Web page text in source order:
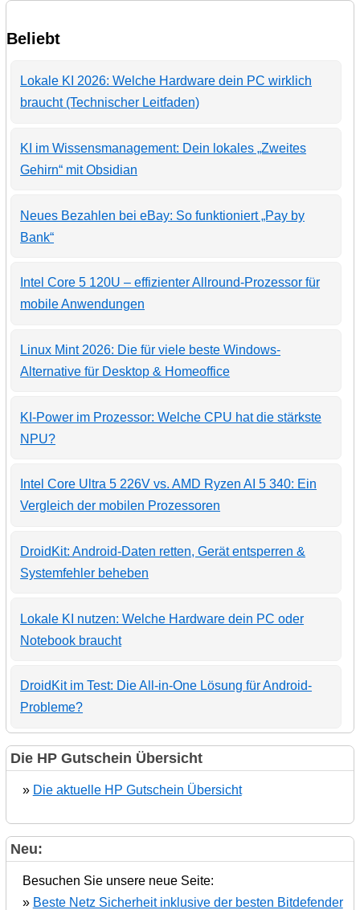
Beliebt
Lokale KI 2026: Welche Hardware dein PC wirklich
braucht (Technischer Leitfaden)
KI im Wissensmanagement: Dein lokales „Zweites
Gehirn“ mit Obsidian
Neues Bezahlen bei eBay: So funktioniert „Pay by
Bank“
Intel Core 5 120U – effizienter Allround-Prozessor für
mobile Anwendungen
Linux Mint 2026: Die für viele beste Windows-
Alternative für Desktop & Homeoffice
KI-Power im Prozessor: Welche CPU hat die stärkste
NPU?
Intel Core Ultra 5 226V vs. AMD Ryzen AI 5 340: Ein
Vergleich der mobilen Prozessoren
DroidKit: Android-Daten retten, Gerät entsperren &
Systemfehler beheben
Lokale KI nutzen: Welche Hardware dein PC oder
Notebook braucht
DroidKit im Test: Die All-in-One Lösung für Android-
Probleme?
Die HP Gutschein Übersicht
» Die aktuelle HP Gutschein Übersicht
Neu:
Besuchen Sie unsere neue Seite:
» Beste Netz Sicherheit inklusive der besten Bitdefender